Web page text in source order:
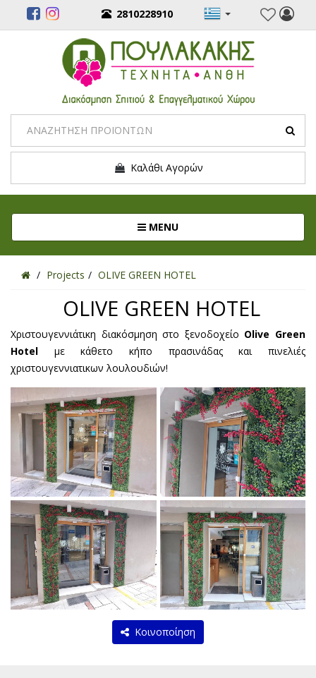
2810228910
Καλάθι Αγορών
MENUToggle navigation
Projects OLIVE GREEN HOTEL
OLIVE GREEN HOTEL
Χριστουγεννιάτικη διακόσμηση στο ξενοδοχείο Olive Green
Hotel με κάθετο κήπο πρασινάδας και πινελιές
χριστουγεννιατικων λουλουδιών!
Κοινοποίηση